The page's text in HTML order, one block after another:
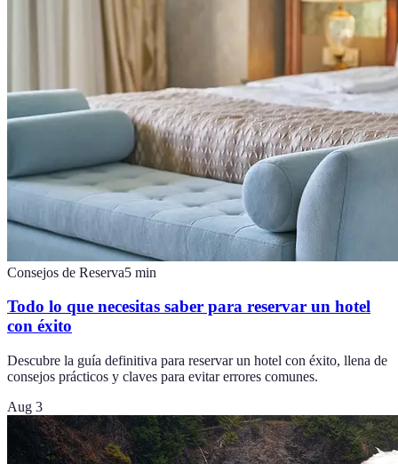
Consejos de Reserva5 min
Todo lo que necesitas saber para reservar un hotel
con éxito
Descubre la guía definitiva para reservar un hotel con éxito, llena de
consejos prácticos y claves para evitar errores comunes.
Aug 3